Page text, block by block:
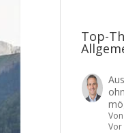
Top-
Von
Vor